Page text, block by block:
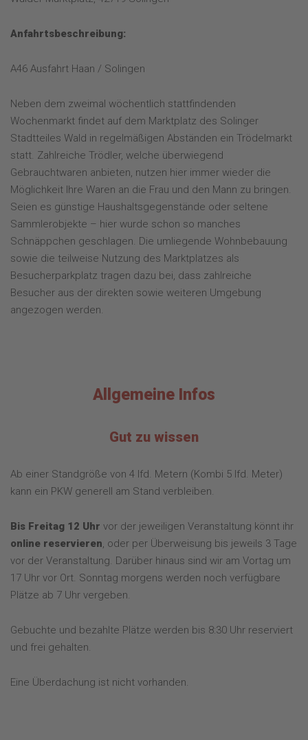
Management Platform
Anfahrtsbeschreibung:
A46 Ausfahrt Haan / Solingen
Neben dem zweimal wöchentlich stattfindenden
Wochenmarkt findet auf dem Marktplatz des Solinger
Stadtteiles Wald in regelmäßigen Abständen ein Trödelmarkt
statt. Zahlreiche Trödler, welche überwiegend
Gebrauchtwaren anbieten, nutzen hier immer wieder die
Möglichkeit Ihre Waren an die Frau und den Mann zu bringen.
Seien es günstige Haushaltsgegenstände oder seltene
Sammlerobjekte – hier wurde schon so manches
Schnäppchen geschlagen. Die umliegende Wohnbebauung
sowie die teilweise Nutzung des Marktplatzes als
Besucherparkplatz tragen dazu bei, dass zahlreiche
Besucher aus der direkten sowie weiteren Umgebung
angezogen werden.
Allgemeine Infos
Gut zu wissen
Ab einer Standgröße von 4 lfd. Metern (Kombi 5 lfd. Meter)
kann ein PKW generell am Stand verbleiben.
Bis Freitag 12 Uhr vor der jeweiligen Veranstaltung könnt ihr
online reservieren, oder per Überweisung bis jeweils 3 Tage
vor der Veranstaltung. Darüber hinaus sind wir am Vortag um
17 Uhr vor Ort. Sonntag morgens werden noch verfügbare
Plätze ab 7 Uhr vergeben.
Gebuchte und bezahlte Plätze werden bis 8:30 Uhr reserviert
und frei gehalten.
Eine Überdachung ist nicht vorhanden.